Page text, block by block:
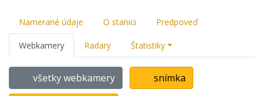
Namerané údaje O stanici Predpoveď
Webkamery Radary Štatistiky
všetky webkamery snímka